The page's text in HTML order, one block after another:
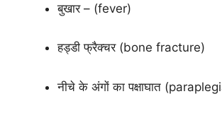
बुखार – (fever)
हड्डी फ्रैक्चर (bone fracture)
नीचे के अंगों का पक्षाघात